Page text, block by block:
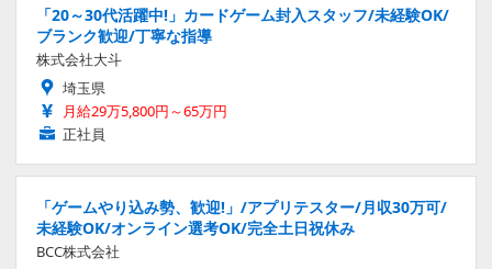
「20～30代活躍中!」カードゲーム封入スタッフ/未経験OK/
ブランク歓迎/丁寧な指導
株式会社大斗
埼玉県
月給29万5,800円～65万円
正社員
「ゲームやり込み勢、歓迎!」/アプリテスター/月収30万可/
未経験OK/オンライン選考OK/完全土日祝休み
BCC株式会社